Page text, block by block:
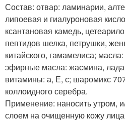
Состав: отвар: ламинарии,
липоевая и гиалуроновая
ксантановая камедь,
пептидов шелка, петрушки,
китайского, гамамелиса;
эфирные масла: жасмина,
витамины: а, Е, с; шаромикс
коллоидного серебра.
Применение: наносить утром,
слоем на очищенную кожу лица